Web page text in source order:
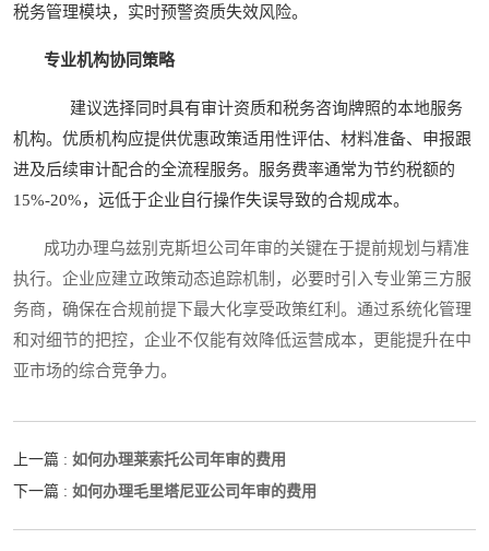
税务管理模块，实时预警资质失效风险。
专业机构协同策略
建议选择同时具有审计资质和税务咨询牌照的本地服务
机构。优质机构应提供优惠政策适用性评估、材料准备、申报跟
进及后续审计配合的全流程服务。服务费率通常为节约税额的
15%-20%，远低于企业自行操作失误导致的合规成本。
成功办理乌兹别克斯坦公司年审的关键在于提前规划与精准
执行。企业应建立政策动态追踪机制，必要时引入专业第三方服
务商，确保在合规前提下最大化享受政策红利。通过系统化管理
和对细节的把控，企业不仅能有效降低运营成本，更能提升在中
亚市场的综合竞争力。
上一篇 : 如何办理莱索托公司年审的费用
下一篇 : 如何办理毛里塔尼亚公司年审的费用